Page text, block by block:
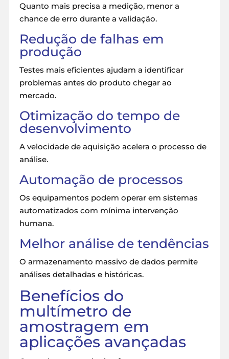
Quanto mais precisa a medição, menor a
chance de erro durante a validação.
Redução de falhas em
produção
Testes mais eficientes ajudam a identificar
problemas antes do produto chegar ao
mercado.
Otimização do tempo de
desenvolvimento
A velocidade de aquisição acelera o processo de
análise.
Automação de processos
Os equipamentos podem operar em sistemas
automatizados com mínima intervenção
humana.
Melhor análise de tendências
O armazenamento massivo de dados permite
análises detalhadas e históricas.
Benefícios do
multímetro de
amostragem em
aplicações avançadas